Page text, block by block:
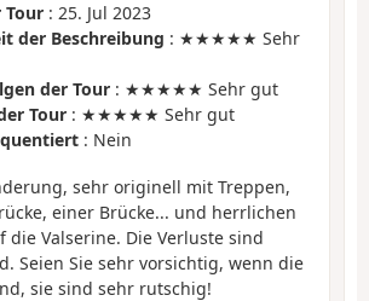
Tour : 25. Jul 2023
der Beschreibung : ★★★★★ Sehr
der Tour : ★★★★★ Sehr gut
Tour : ★★★★★ Sehr gut
: Nein
sehr originell mit Treppen,
einer Brücke... und herrlichen
die Valserine. Die Verluste sind
Seien Sie sehr vorsichtig, wenn die
sie sind sehr rutschig!